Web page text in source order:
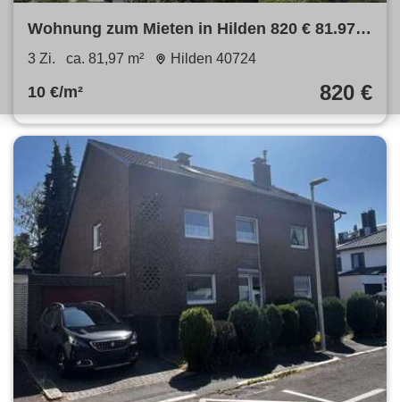
Wohnung zum Mieten in Hilden 820 € 81.97
m²
3 Zi. ca. 81,97 m² Hilden 40724
10 €/m² 820 €